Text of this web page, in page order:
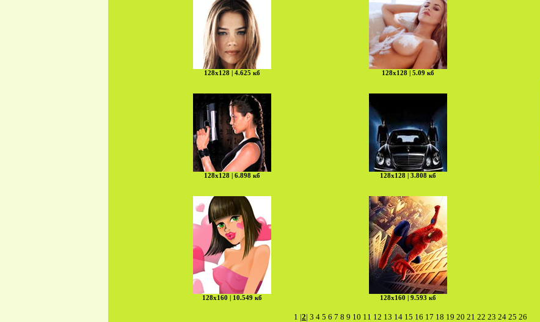
128х128 | 4.625 кб 128х128 | 5.09 кб
128х128 | 6.898 кб
128х128 | 3.808 кб
128х160 | 10.549 кб 128х160 | 9.593 кб
1 |2| 3 4 5 6 7 8 9 10 11 12 13 14 15 16 17 18 19 20 21 22 23 24 25 26